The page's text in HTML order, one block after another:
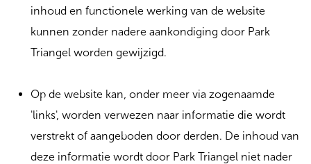
inhoud en functionele werking van de website
kunnen zonder nadere aankondiging door Park
Triangel worden gewijzigd.
Op de website kan, onder meer via zogenaamde
'links', worden verwezen naar informatie die wordt
verstrekt of aangeboden door derden. De inhoud van
deze informatie wordt door Park Triangel niet nader